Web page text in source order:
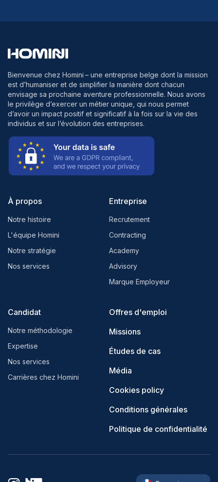
Bienvenue chez Homini – une entreprise belge dont la mission
est d’humaniser et de simplifier la manière dont chacun
envisage sa prochaine aventure professionnelle. Nous avons
le privilège d’exercer un métier unique, qui nous permet
d’avoir un impact positif et significatif à la fois sur la vie des
individus et sur l’évolution des entreprises.
À propos
Notre histoire
L'équipe Homini
Notre stratégie
Nos services
Entreprise
Recrutement
Contracting
Academy
Advisory
Marque Employeur
Candidat
Notre méthodologie
Expertise
Nos services
Carrières chez Homini
Offres d'emploi
Missions
Études de cas
Média
Cookies policy
Conditions générales
Politique de confidentialité